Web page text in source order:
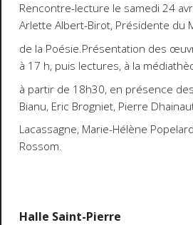
Rencontre-lecture le samedi 24
Arlette Albert-Birot, Présidente du
de la Poésie.Présentation des
à 17 h, puis lectures, à la
à partir de 18h30, en présence
Bianu, Eric Brogniet, Pierre
Lacassagne, Marie-Hélène
Rossom.
Halle Saint-Pierre